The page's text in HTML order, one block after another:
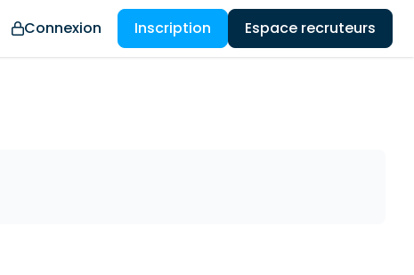
Connexion Inscription Espace recruteurs